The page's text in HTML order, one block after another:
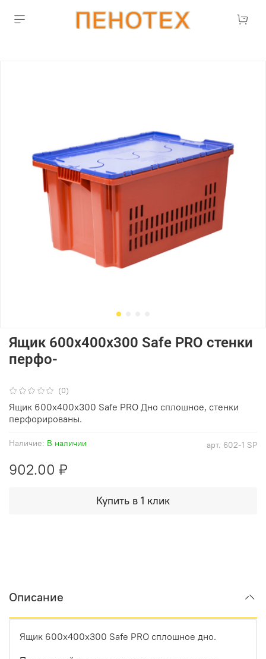
(0)
арт. 602-1 SP
Наличие: В наличии
Ящик 600х400х300 Safe PRO стенки
перфо-
902.00 ₽
Купить в 1 клик
Ящик 600х400х300 Safe PRO Дно сплошное, стенки
перфорированы.
Описание
Ящик 600х400х300 Safe PRO сплошное дно.